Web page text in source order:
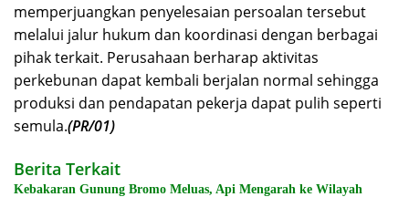
memperjuangkan penyelesaian persoalan tersebut
melalui jalur hukum dan koordinasi dengan berbagai
pihak terkait. Perusahaan berharap aktivitas
perkebunan dapat kembali berjalan normal sehingga
produksi dan pendapatan pekerja dapat pulih seperti
semula.(PR/01)
Berita Terkait
Kebakaran Gunung Bromo Meluas, Api Mengarah ke Wilayah